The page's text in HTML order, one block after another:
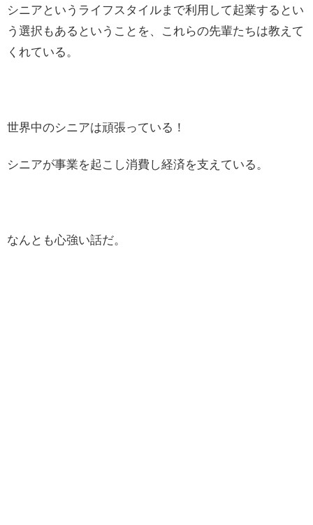
シニアというライフスタイルまで利用して起業するとい
う選択もあるということを、これらの先輩たちは教えて
くれている。
世界中のシニアは頑張っている！
シニアが事業を起こし消費し経済を支えている。
なんとも心強い話だ。